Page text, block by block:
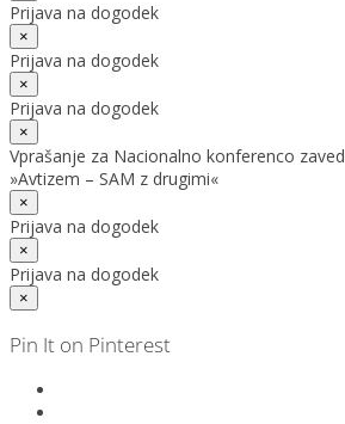
Prijava na dogodek
×
Prijava na dogodek
×
Prijava na dogodek
×
Vprašanje za Nacionalno konferenco
»Avtizem – SAM z drugimi«
×
Prijava na dogodek
×
Prijava na dogodek
×
Pin It on Pinterest